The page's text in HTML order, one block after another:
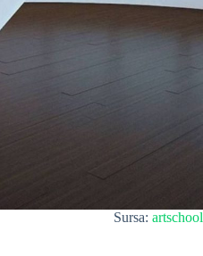
Sursa: artschool